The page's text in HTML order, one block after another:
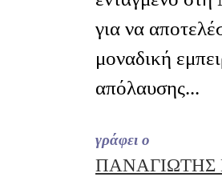
για να
μοναδική
απόλαυσης...
γράφει ο
ΠΑΝΑΓΙΩΤΗΣ